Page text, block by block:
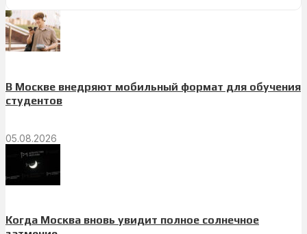
В Москве внедряют мобильный формат для обучения
студентов
05.08.2026
Когда Москва вновь увидит полное солнечное